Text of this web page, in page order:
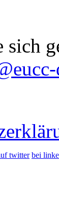
sich
twitter bei